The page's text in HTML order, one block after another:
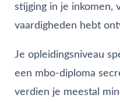
stijging in je inkomen,
vaardigheden hebt
Je opleidingsniveau
een mbo-diploma
verdien je meestal